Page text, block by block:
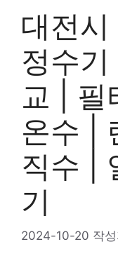
대전시
정수
교 | 필
온수 |
직수 |
기
2024-10-20 작